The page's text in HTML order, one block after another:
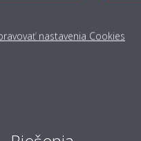
nastavenia Cookies